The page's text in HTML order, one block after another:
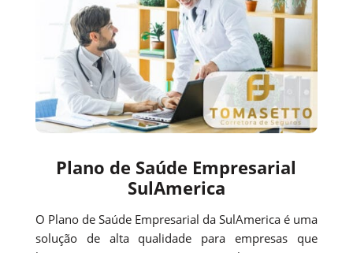
Plano de Saúde Empresarial
SulAmerica
O Plano de Saúde Empresarial da SulAmerica é uma
solução de alta qualidade para empresas que